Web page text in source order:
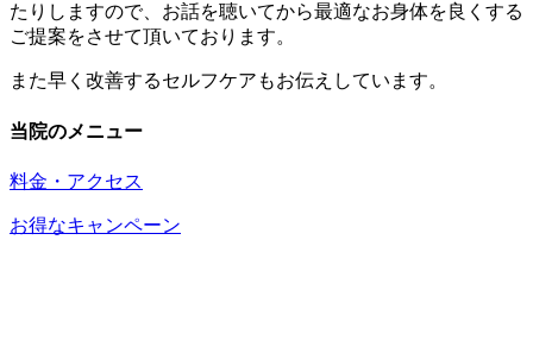
たりしますので、お話を聴いてから最適なお身体を良くする
ご提案をさせて頂いております。
また早く改善するセルフケアもお伝えしています。
当院のメニュー
料金・アクセス
お得なキャンペーン